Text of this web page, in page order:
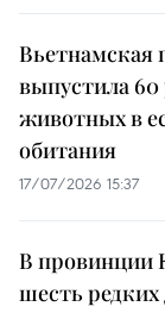
Вьетнамская
выпустила
животных в
обитания
17/07/2026 15:37
В провинции
шесть